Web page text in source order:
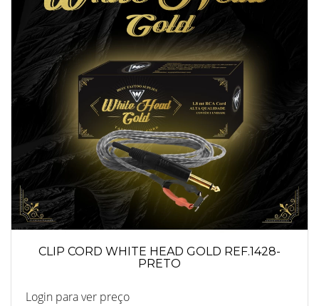
CLIP CORD WHITE HEAD GOLD REF.1428-
PRETO
Login para ver preço